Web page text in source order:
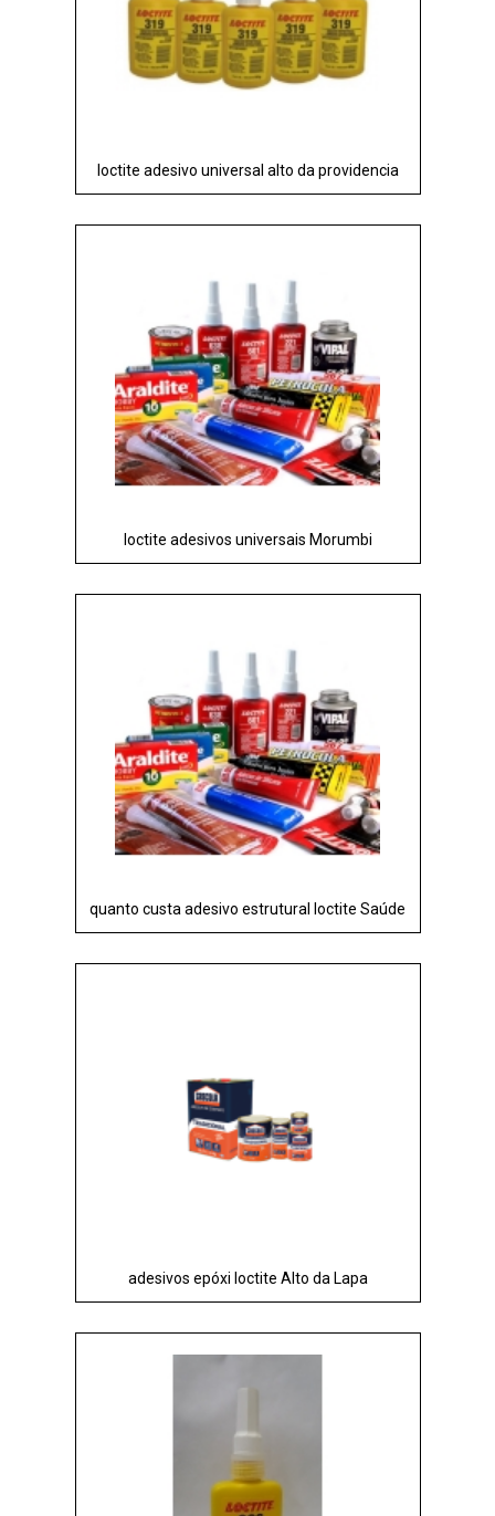
loctite adesivo universal alto da providencia
loctite adesivos universais Morumbi
quanto custa adesivo estrutural loctite Saúde
adesivos epóxi loctite Alto da Lapa